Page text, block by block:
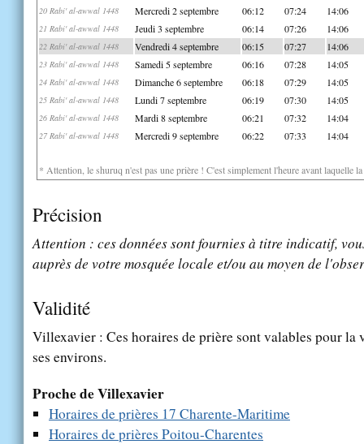
20 Rabi' al-awwal 1448 Mercredi 2 septembre 06:12 07:24 14:06
21 Rabi' al-awwal 1448 Jeudi 3 septembre 06:14 07:26 14:06
22 Rabi' al-awwal 1448 Vendredi 4 septembre 06:15 07:27 14:06
23 Rabi' al-awwal 1448 Samedi 5 septembre 06:16 07:28 14:05
24 Rabi' al-awwal 1448 Dimanche 6 septembre 06:18 07:29 14:05
25 Rabi' al-awwal 1448 Lundi 7 septembre 06:19 07:30 14:05
26 Rabi' al-awwal 1448 Mardi 8 septembre 06:21 07:32 14:04
27 Rabi' al-awwal 1448 Mercredi 9 septembre 06:22 07:33 14:04
* Attention, le shuruq n'est pas une prière ! C'est simplement l'heure avant laquelle
Précision
Attention : ces données sont fournies à titre indicatif,
auprès de votre mosquée locale et/ou au moyen de
Validité
Villexavier : Ces horaires de prière sont valables pour
ses environs.
Proche de Villexavier
Horaires de prières 17 Charente-Maritime
Horaires de prières Poitou-Charentes